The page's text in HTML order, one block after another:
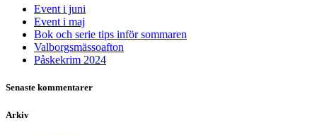
Event i juni
Event i maj
Bok och serie tips inför sommaren
Valborgsmässoafton
Påskekrim 2024
Senaste kommentarer
Arkiv